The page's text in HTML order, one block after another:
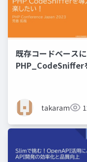
既存コードベース
PHP_CodeSniffer
takaram